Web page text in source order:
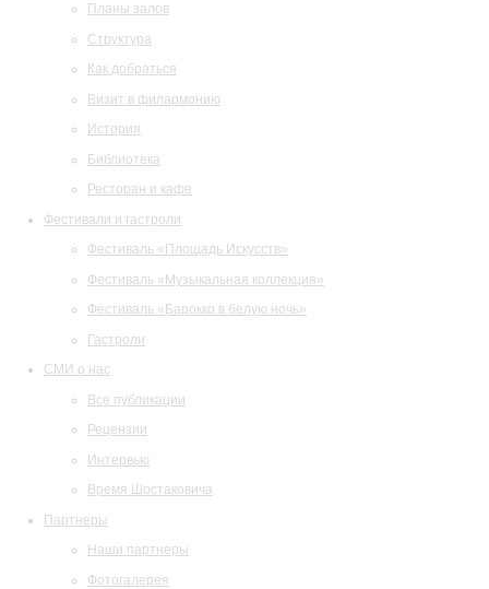
Планы залов
Структура
Как добраться
Визит в филармонию
История
Библиотека
Ресторан и кафе
Фестивали и гастроли
Фестиваль «Площадь Искусств»
Фестиваль «Музыкальная коллекция»
Фестиваль «Барокко в белую ночь»
Гастроли
СМИ о нас
Все публикации
Рецензии
Интервью
Время Шостаковича
Партнеры
Наши партнеры
Фотогалерея